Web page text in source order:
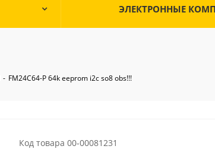
ЭЛЕКТРОННЫЕ
- FM24C64-P 64k eeprom i2c so8 obs!!!
Код товара 00-00081231